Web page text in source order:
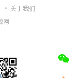
关于我们
网